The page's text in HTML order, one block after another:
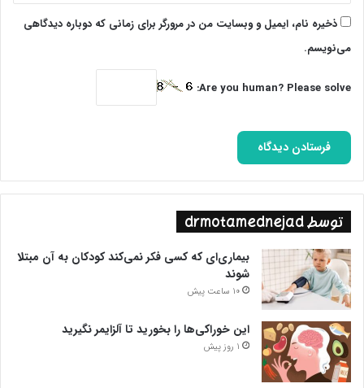
ذخیره نام، ایمیل و وبسایت من در مرورگر برای زمانی که دوباره دیدگاهی
می‌نویسم.
Are you human? Please solve:
توسط drmotamednejad
بیماری‌ای که کسی فکر نمی‌کند کودکان به آن مبتلا
شوند
10 ساعت پیش
این خوراکی‌ها را بخورید تا آلزایمر نگیرید
1 روز پیش